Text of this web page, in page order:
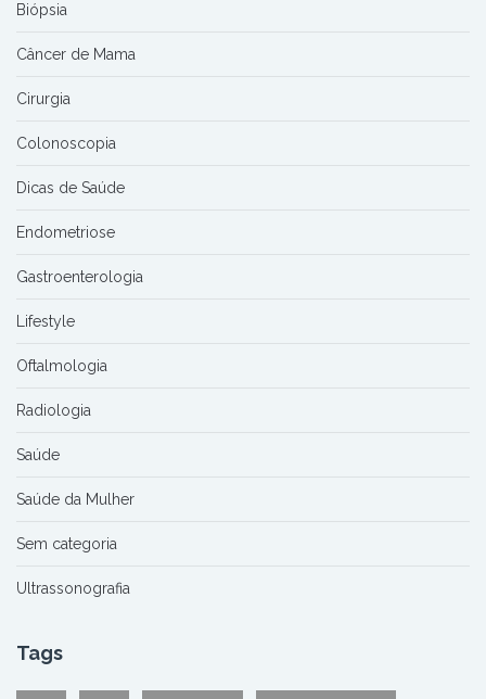
Biópsia
Câncer de Mama
Cirurgia
Colonoscopia
Dicas de Saúde
Endometriose
Gastroenterologia
Lifestyle
Oftalmologia
Radiologia
Saúde
Saúde da Mulher
Sem categoria
Ultrassonografia
Tags